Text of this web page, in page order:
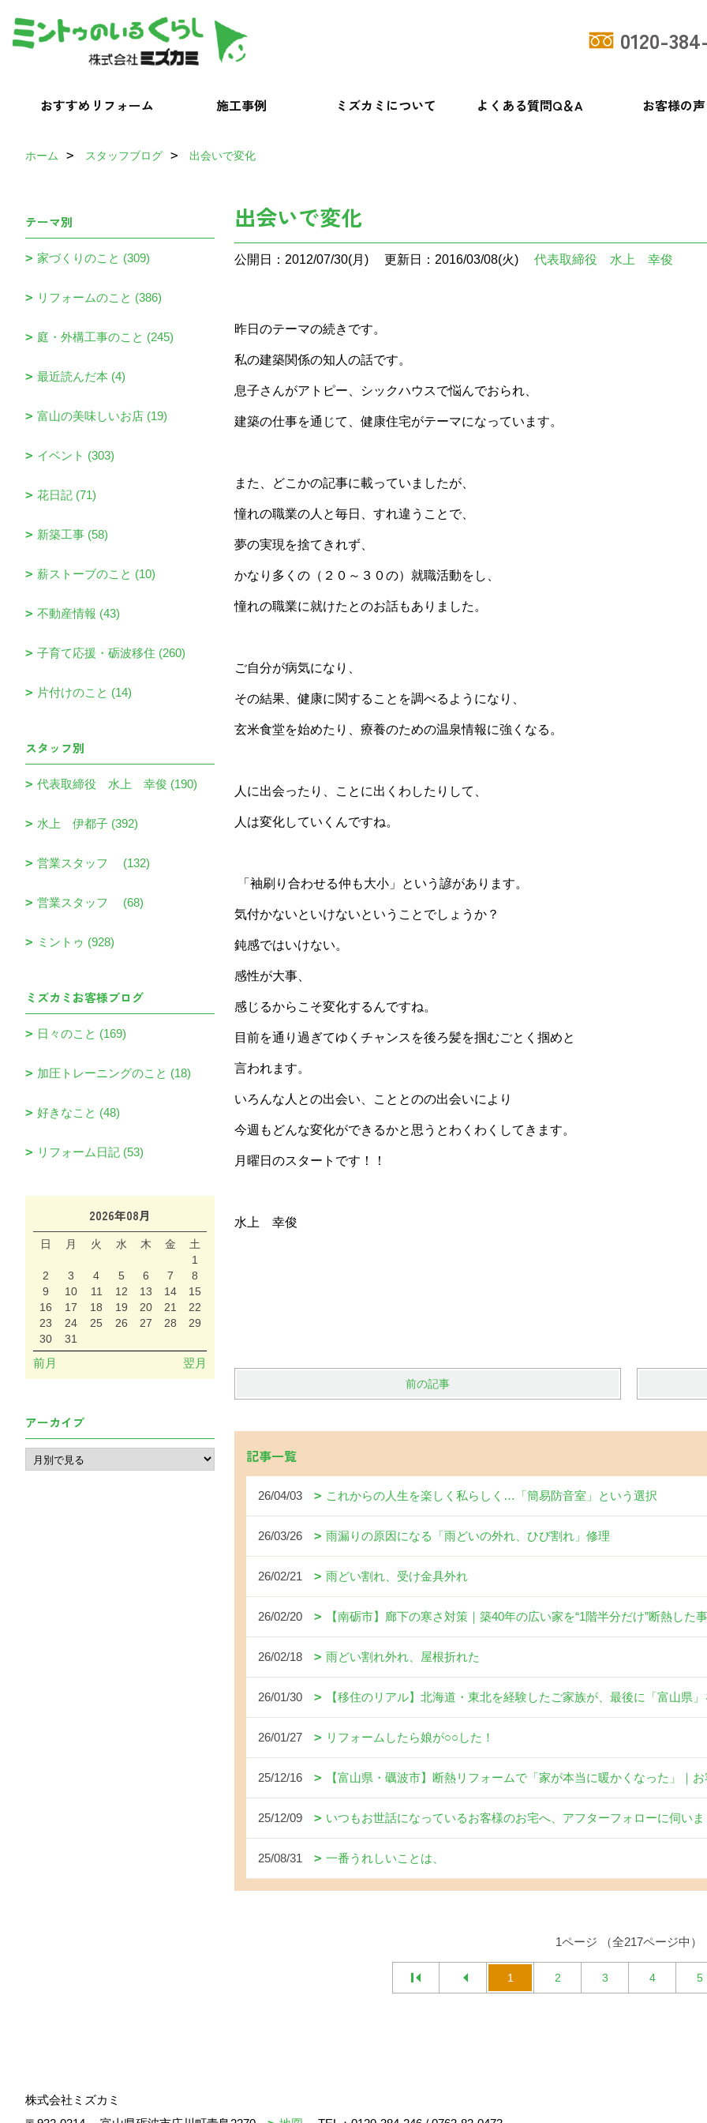
0120-
おすすめリフォーム 施工事例 ミズカミについて よくある質問Q＆A お客様の声
ホーム スタッフブログ 出会いで変化
出会いで変化
公開日：2012/07/30(月) 更新日：2016/03/08(火) 代表取締役 水上 幸俊
昨日のテーマの続きです。
私の建築関係の知人の話です。
息子さんがアトピー、シックハウスで悩んでおられ、
建築の仕事を通じて、健康住宅がテーマになっています。
また、どこかの記事に載っていましたが、
憧れの職業の人と毎日、すれ違うことで、
夢の実現を捨てきれず、
かなり多くの（２０～３０の）就職活動をし、
憧れの職業に就けたとのお話もありました。
ご自分が病気になり、
その結果、健康に関することを調べるようになり、
玄米食堂を始めたり、療養のための温泉情報に強くなる。
人に出会ったり、ことに出くわしたりして、
人は変化していくんですね。
「袖刷り合わせる仲も大小」という諺があります。
気付かないといけないということでしょうか？
鈍感ではいけない。
感性が大事、
感じるからこそ変化するんですね。
目前を通り過ぎてゆくチャンスを後ろ髪を掴むごとく掴めと
言われます。
いろんな人との出会い、こととのの出会いにより
今週もどんな変化ができるかと思うとわくわくしてきます。
月曜日のスタートです！！
水上 幸俊
前の記事
記事一覧
26/04/03 これからの人生を楽しく私らしく…「簡易防音室」という選択
26/03/26 雨漏りの原因になる「雨どいの外れ、ひび割れ」修理
26/02/21 雨どい割れ、受け金具外れ
26/02/20 【南砺市】廊下の寒さ対策｜築40年の広い家を“1階半分だけ”断熱した
26/02/18 雨どい割れ外れ、屋根折れた
26/01/30 【移住のリアル】北海道・東北を経験したご家族が、最後に「富山県
26/01/27 リフォームしたら娘が○○した！
25/12/16 【富山県・礪波市】断熱リフォームで「家が本当に暖かくなった」｜
25/12/09 いつもお世話になっているお客様のお宅へ、アフターフォローに伺い
25/08/31 一番うれしいことは、
1ページ （全217ページ中）
1 2 3 4 5
テーマ別
家づくりのこと (309)
リフォームのこと (386)
庭・外構工事のこと (245)
最近読んだ本 (4)
富山の美味しいお店 (19)
イベント (303)
花日記 (71)
新築工事 (58)
薪ストーブのこと (10)
不動産情報 (43)
子育て応援・砺波移住 (260)
片付けのこと (14)
スタッフ別
代表取締役 水上 幸俊 (190)
水上 伊都子 (392)
営業スタッフ (132)
営業スタッフ (68)
ミントゥ (928)
ミズカミお客様ブログ
日々のこと (169)
加圧トレーニングのこと (18)
好きなこと (48)
リフォーム日記 (53)
2026年08月
日 月 火 水 木 金
土
1
2
3 4 5 6 7
8
9
10 11 12 13 14
15
16
17 18 19 20 21
22
23
24 25 26 27 28
29
30
31
前月 翌月
アーカイブ
株式会社ミズカミ